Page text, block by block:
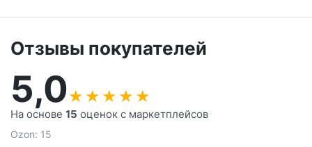
Отзывы покупателей
5,0★ ★ ★ ★ ★
На основе 15 оценок с маркетплейсов
Ozon: 15